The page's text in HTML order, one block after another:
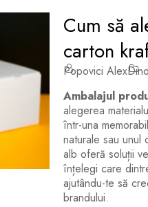
Cum să
carton
Popovici Alex
Ambalajul
alegerea
într-una
naturale sau unul
alb oferă soluții
înțelegi care
ajutându-te să
brandului.